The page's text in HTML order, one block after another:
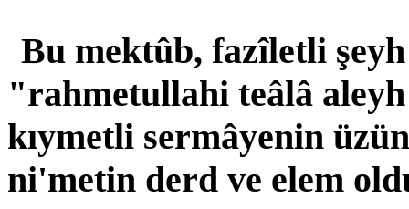
Bu mektûb, fazîletli
"rahmetullahi teâlâ
kıymetli sermâyenin
ni'metin derd ve elem